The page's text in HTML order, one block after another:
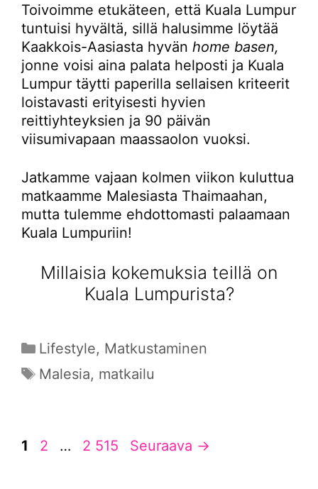
Toivoimme etukäteen, että Kuala Lumpur
tuntuisi hyvältä, sillä halusimme löytää
Kaakkois-Aasiasta hyvän home basen,
jonne voisi aina palata helposti ja Kuala
Lumpur täytti paperilla sellaisen kriteerit
loistavasti erityisesti hyvien
reittiyhteyksien ja 90 päivän
viisumivapaan maassaolon vuoksi.
Jatkamme vajaan kolmen viikon kuluttua
matkaamme Malesiasta Thaimaahan,
mutta tulemme ehdottomasti palaamaan
Kuala Lumpuriin!
Millaisia kokemuksia teillä on
Kuala Lumpurista?
Kategoriat
Lifestyle, Matkustaminen
Avainsanat
Malesia, matkailu
Sivu
1 Sivu
2 … Sivu
2 515 Seuraava →